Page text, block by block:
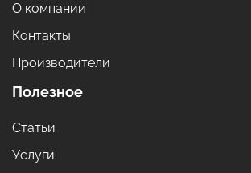
О компании
Контакты
Производители
Полезное
Статьи
Услуги